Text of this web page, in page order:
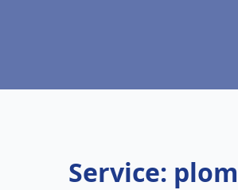
Service: